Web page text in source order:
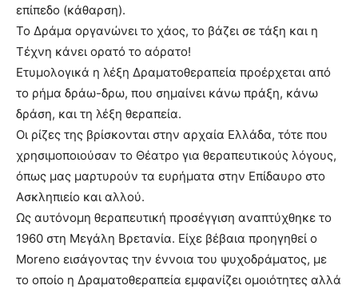
επίπεδο (κάθαρση).
Το Δράμα οργανώνει το χάος, το βάζει σε τάξη και η
Τέχνη κάνει ορατό το αόρατο!
Ετυμολογικά η λέξη Δραματοθεραπεία προέρχεται από
το ρήμα δράω-δρω, που σημαίνει κάνω πράξη, κάνω
δράση, και τη λέξη θεραπεία.
Οι ρίζες της βρίσκονται στην αρχαία Ελλάδα, τότε που
χρησιμοποιούσαν το Θέατρο για θεραπευτικούς λόγους,
όπως μας μαρτυρούν τα ευρήματα στην Επίδαυρο στο
Ασκληπιείο και αλλού.
Ως αυτόνομη θεραπευτική προσέγγιση αναπτύχθηκε το
1960 στη Μεγάλη Βρετανία. Είχε βέβαια προηγηθεί ο
Moreno εισάγοντας την έννοια του ψυχοδράματος, με
το οποίο η Δραματοθεραπεία εμφανίζει ομοιότητες αλλά